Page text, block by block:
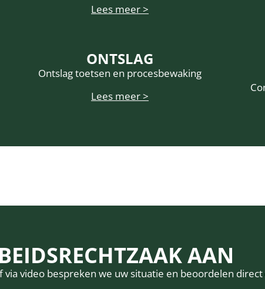
Lees meer >
ONTSLAG
Ontslag toetsen en procesbewaking
Lees meer >
AAN
via video bespreken we uw situatie en beoordelen direct